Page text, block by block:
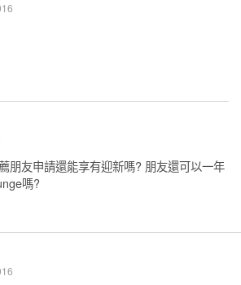
朋友申請還能享有迎新嗎? 朋友還可以一年
嗎?